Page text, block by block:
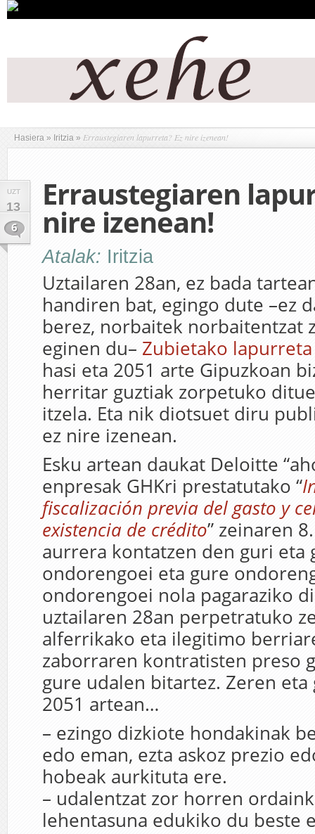
Hasiera » Iritzia » Erraustegiaren lapurreta? Ez nire izenean!
UZT
13
6
Erraustegiaren
nire izenean!
Atalak: Iritzia
Uztailaren 28an, ez bada
handiren bat, egingo dute –ez
berez, norbaitek norbaitentzat
eginen du– Zubietako
hasi eta 2051 arte Gipuzkoan
herritar guztiak zorpetuko
itzela. Eta nik diotsuet diru
ez nire izenean.
Esku artean daukat Deloitte
enpresak GHKri prestatutako “
fiscalización previa del gasto y
existencia de crédito” zeinaren
aurrera kontatzen den guri eta
ondorengoei eta gure
ondorengoei nola pagaraziko
uztailaren 28an perpetratuko
alferrikako eta ilegitimo
zaborraren kontratisten preso
gure udalen bitartez. Zeren eta
2051 artean…
– ezingo dizkiote hondakinak
edo eman, ezta askoz prezio
hobeak aurkituta ere.
– udalentzat zor horren
lehentasuna edukiko du beste